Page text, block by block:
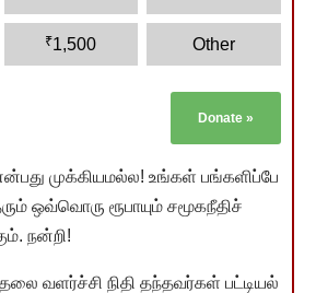
₹1,500 Other
Donate »
முக்கியமல்ல! உங்கள் பங்களிப்பே
ஒவ்வொரு ரூபாயும் சமூகநீதிச்
நன்றி!
வளர்ச்சி நிதி தந்தவர்கள் பட்டியல்